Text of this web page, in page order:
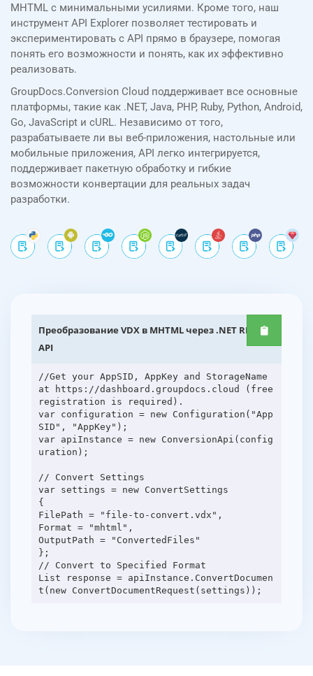
MHTML с минимальными усилиями. Кроме того, наш
инструмент API Explorer позволяет тестировать и
экспериментировать с API прямо в браузере, помогая
понять его возможности и понять, как их эффективно
реализовать.
GroupDocs.Conversion Cloud поддерживает все основные
платформы, такие как .NET, Java, PHP, Ruby, Python, Android,
Go, JavaScript и cURL. Независимо от того,
разрабатываете ли вы веб-приложения, настольные или
мобильные приложения, API легко интегрируется,
поддерживает пакетную обработку и гибкие
возможности конвертации для реальных задач
разработки.
Преобразование VDX в MHTML через .NET REST
API
//Get your AppSID, AppKey and StorageName
at https://dashboard.groupdocs.cloud (free
registration is required).
var configuration = new Configuration("App
SID", "AppKey");
var apiInstance = new ConversionApi(config
uration);
// Convert Settings
var settings = new ConvertSettings
{
FilePath = "file-to-convert.vdx",
Format = "mhtml",
OutputPath = "ConvertedFiles"
};
// Convert to Specified Format
List response = apiInstance.ConvertDocumen